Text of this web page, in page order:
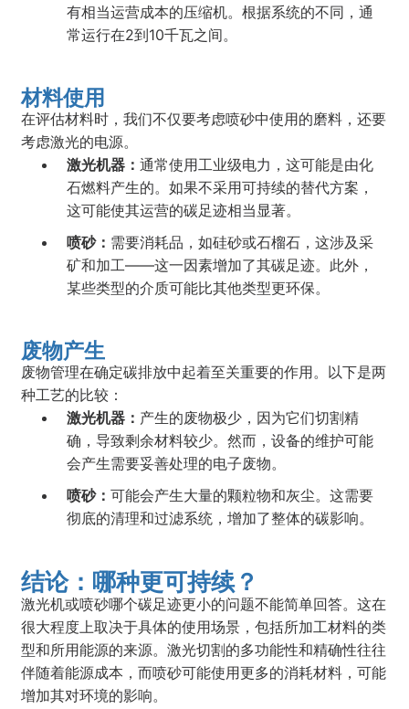
有相当运营成本的压缩机。根据系统的不同，通
常运行在2到10千瓦之间。
材料使用
在评估材料时，我们不仅要考虑喷砂中使用的磨料，还要
考虑激光的电源。
激光机器：通常使用工业级电力，这可能是由化
石燃料产生的。如果不采用可持续的替代方案，
这可能使其运营的碳足迹相当显著。
喷砂： 需要消耗品，如硅砂或石榴石，这涉及采
矿和加工——这一因素增加了其碳足迹。此外，
某些类型的介质可能比其他类型更环保。
废物产生
废物管理在确定碳排放中起着至关重要的作用。以下是两
种工艺的比较：
激光机器： 产生的废物极少，因为它们切割精
确，导致剩余材料较少。然而，设备的维护可能
会产生需要妥善处理的电子废物。
喷砂：可能会产生大量的颗粒物和灰尘。这需要
彻底的清理和过滤系统，增加了整体的碳影响。
结论：哪种更可持续？
激光机或喷砂哪个碳足迹更小的问题不能简单回答。这在
很大程度上取决于具体的使用场景，包括所加工材料的类
型和所用能源的来源。激光切割的多功能性和精确性往往
伴随着能源成本，而喷砂可能使用更多的消耗材料，可能
增加其对环境的影响。